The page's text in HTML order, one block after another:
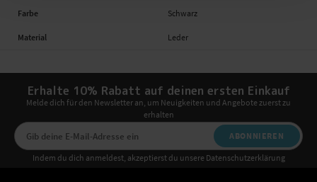
Farbe Schwarz
Material Leder
Erhalte 10% Rabatt auf deinen ersten Einkauf
Melde dich für den Newsletter an, um Neuigkeiten und Angebote zuerst zu
erhalten
ABONNIEREN
Indem du dich anmeldest, akzeptierst du unsere Datenschutzerklärung